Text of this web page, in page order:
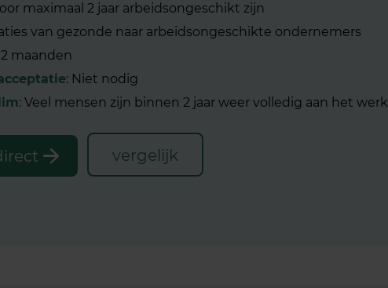
maximaal 2 jaar arbeidsongeschikt zijn
van gezonde naar arbeidsongeschikte ondernemers
2 maanden
: Niet nodig
: Veel mensen zijn binnen 2 jaar weer volledig aan het werk
vergelijk